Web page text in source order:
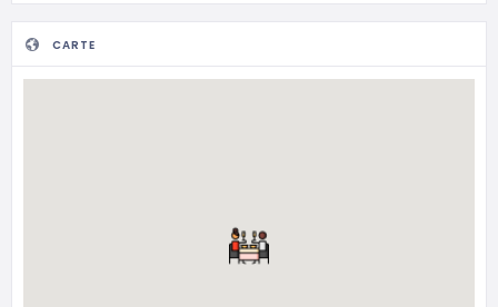
CARTE